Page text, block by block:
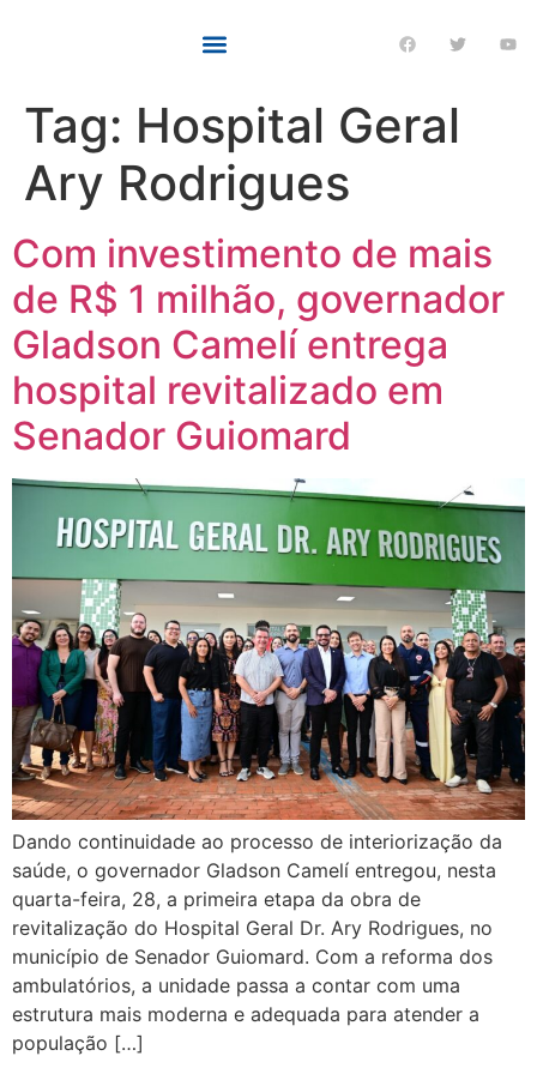
Tag: Hospital Geral
Ary Rodrigues
Com investimento de mais
de R$ 1 milhão, governador
Gladson Camelí entrega
hospital revitalizado em
Senador Guiomard
Dando continuidade ao processo de interiorização da
saúde, o governador Gladson Camelí entregou, nesta
quarta-feira, 28, a primeira etapa da obra de
revitalização do Hospital Geral Dr. Ary Rodrigues, no
município de Senador Guiomard. Com a reforma dos
ambulatórios, a unidade passa a contar com uma
estrutura mais moderna e adequada para atender a
população […]